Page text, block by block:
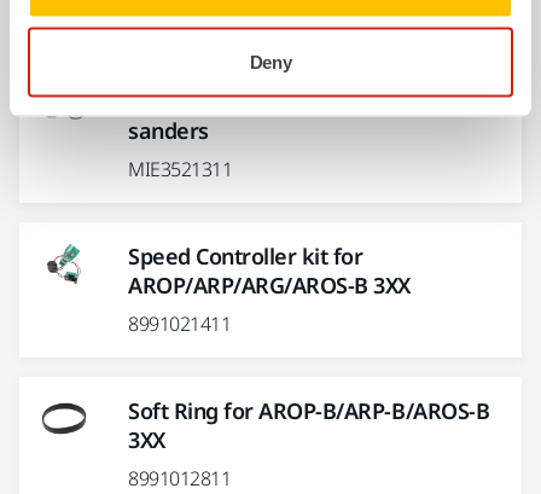
Deny
8294791311
Spindle Bearing kit for 77mm
sanders
MIE3521311
Speed Controller kit for
AROP/ARP/ARG/AROS-B 3XX
8991021411
Soft Ring for AROP-B/ARP-B/AROS-B
3XX
8991012811